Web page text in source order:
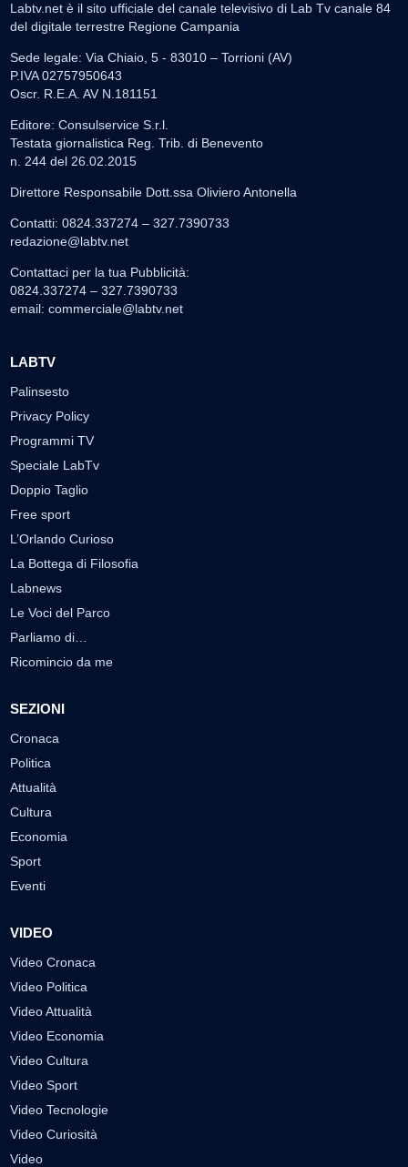
Labtv.net è il sito ufficiale del canale televisivo di Lab Tv canale 84
del digitale terrestre Regione Campania
Sede legale: Via Chiaio, 5 - 83010 – Torrioni (AV)
P.IVA 02757950643
Oscr. R.E.A. AV N.181151
Editore: Consulservice S.r.l.
Testata giornalistica Reg. Trib. di Benevento
n. 244 del 26.02.2015
Direttore Responsabile Dott.ssa Oliviero Antonella
Contatti: 0824.337274 – 327.7390733
redazione@labtv.net
Contattaci per la tua Pubblicità:
0824.337274 – 327.7390733
email: commerciale@labtv.net
LABTV
Palinsesto
Privacy Policy
Programmi TV
Speciale LabTv
Doppio Taglio
Free sport
L’Orlando Curioso
La Bottega di Filosofia
Labnews
Le Voci del Parco
Parliamo di…
Ricomincio da me
SEZIONI
Cronaca
Politica
Attualità
Cultura
Economia
Sport
Eventi
VIDEO
Video Cronaca
Video Politica
Video Attualità
Video Economia
Video Cultura
Video Sport
Video Tecnologie
Video Curiosità
Video